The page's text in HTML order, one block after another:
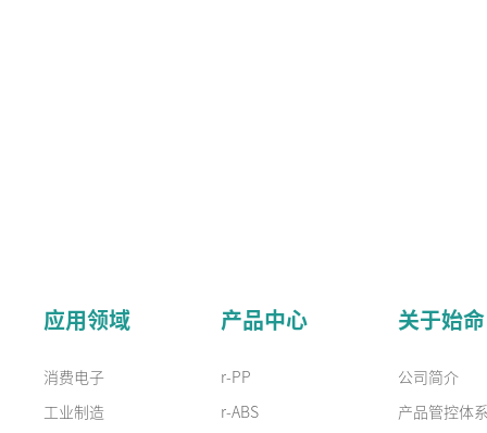
应用领域
消费电子
工业制造
产品中心
r-PP
r-ABS
关于始命
公司简介
产品管控体